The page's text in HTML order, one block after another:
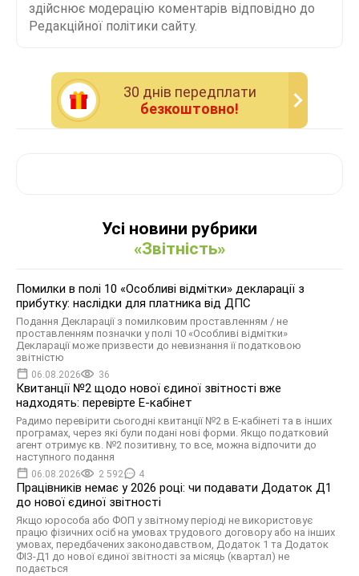
здійснює модерацію коментарів відповідно до
Редакційної політики сайту.
30 днiв передплати
безкоштовно!
Усі новини рубрики
«Звітність»
Помилки в полі 10 «Особливі відмітки» декларації з
прибутку: наслідки для платника від ДПС
Подання Декларації з помилковим проставленням / не
проставленням позначки у полі 10 «Особливі відмітки»
Декларації може призвести до невизнання її податковою
звітністю
06.08.2026 36
Квитанції №2 щодо нової єдиної звітності вже
надходять: перевірте Е-кабінет
Радимо перевірити сьогодні квитанції №2 в Е-кабінеті та в інших
програмах, через які були подані нові форми. Якщо податковий
агент отримує кв. №2 позитивну, то все, можна відпочити до
наступного подання
06.08.2026 2 592 4
Працівників немає у 2026 році: чи подавати Додаток Д1
до нової єдиної звітності
Якщо юрособа або ФОП у звітному періоді не використовує
працю фізичних осіб на умовах трудового договору або на інших
умовах, передбачених законодавством, Додаток 1 та Додаток
ФІЗ-Д1 до нової єдиної звітності за місяць (квартал) не
подається